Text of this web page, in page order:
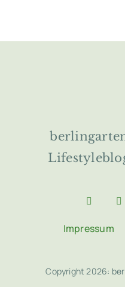
Impressum
Copyright 2026: